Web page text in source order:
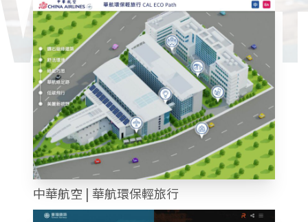
中華航空 | 華航環保輕旅行